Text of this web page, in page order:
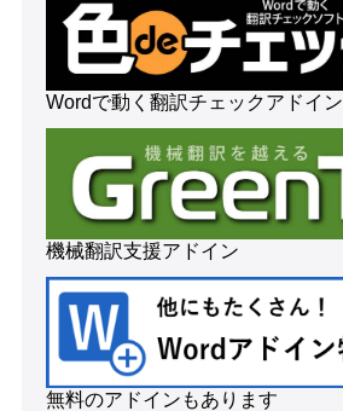
Wordで動く翻訳チェックアドイン
機械翻訳支援アドイン
無料のアドインもあります